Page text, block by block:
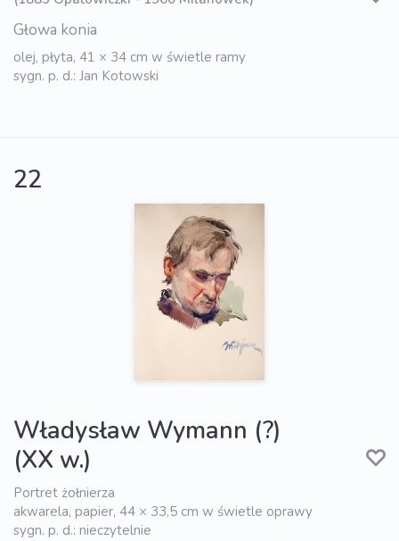
Głowa konia
olej, płyta, 41 × 34 cm w świetle ramy
sygn. p. d.: Jan Kotowski
22
Władysław Wymann (?)
(XX w.)
Portret żołnierza
akwarela, papier, 44 × 33,5 cm w świetle oprawy
sygn. p. d.: nieczytelnie